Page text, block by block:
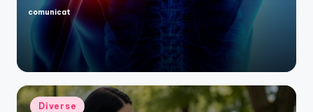
Posted
by
comunicat
Posted
Diverse